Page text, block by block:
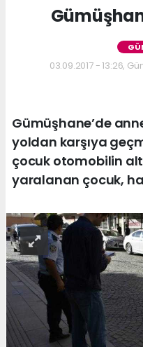
03.09.2017 - 13:26,
Gümüşhane’de
yoldan karşıya
çocuk otomobilin
yaralanan çocuk,